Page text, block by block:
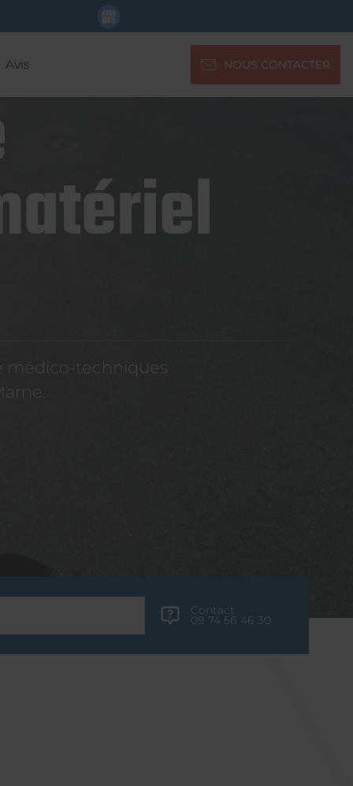
Avis NOUS CONTACTER
médico-techniques
Contact
09 74 56 46 30